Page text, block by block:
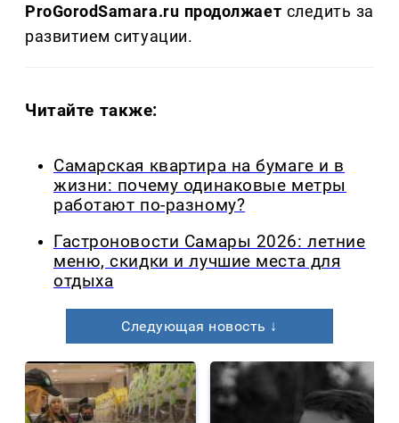
ProGorodSamara.ru продолжает следить за
развитием ситуации.
Читайте также:
Самарская квартира на бумаге и в
жизни: почему одинаковые метры
работают по-разному?
Гастроновости Самары 2026: летние
меню, скидки и лучшие места для
отдыха
Следующая новость ↓